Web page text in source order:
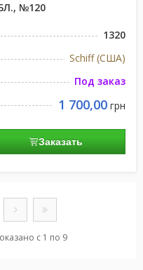
№120
1320
Schiff (США)
Под заказ
1 700,00 грн
Заказать
с 1 по 9